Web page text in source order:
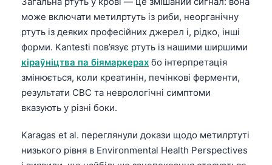
може включати метилртуть із риби, неорганічну
ртуть із деяких професійних джерел і, рідко, інші
форми. Kantesti пов’язує ртуть із нашими ширшими
кіраўніцтва па біямаркерах бо інтерпретація
змінюється, коли креатинін, печінкові ферменти,
результати CBC та неврологічні симптоми
вказують у різні боки.
Karagas et al. переглянули докази щодо метилртуті
низького рівня в Environmental Health Perspectives